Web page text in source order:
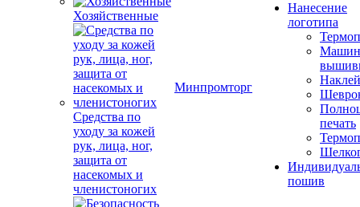
Хозяйственные
Средства по
уходу за кожей
рук, лица, ног,
защита от
насекомых и
членистоногих
Минпромторг
Нанесение
логотипа
печать
пошив